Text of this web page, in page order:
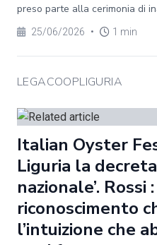
preso parte alla cerimonia di
25/06/2026 • 1 min
LEGACOOPLIGURIA
Italian Oyster
Liguria la
nazionale’. Rossi
riconoscimento
l’intuizione che